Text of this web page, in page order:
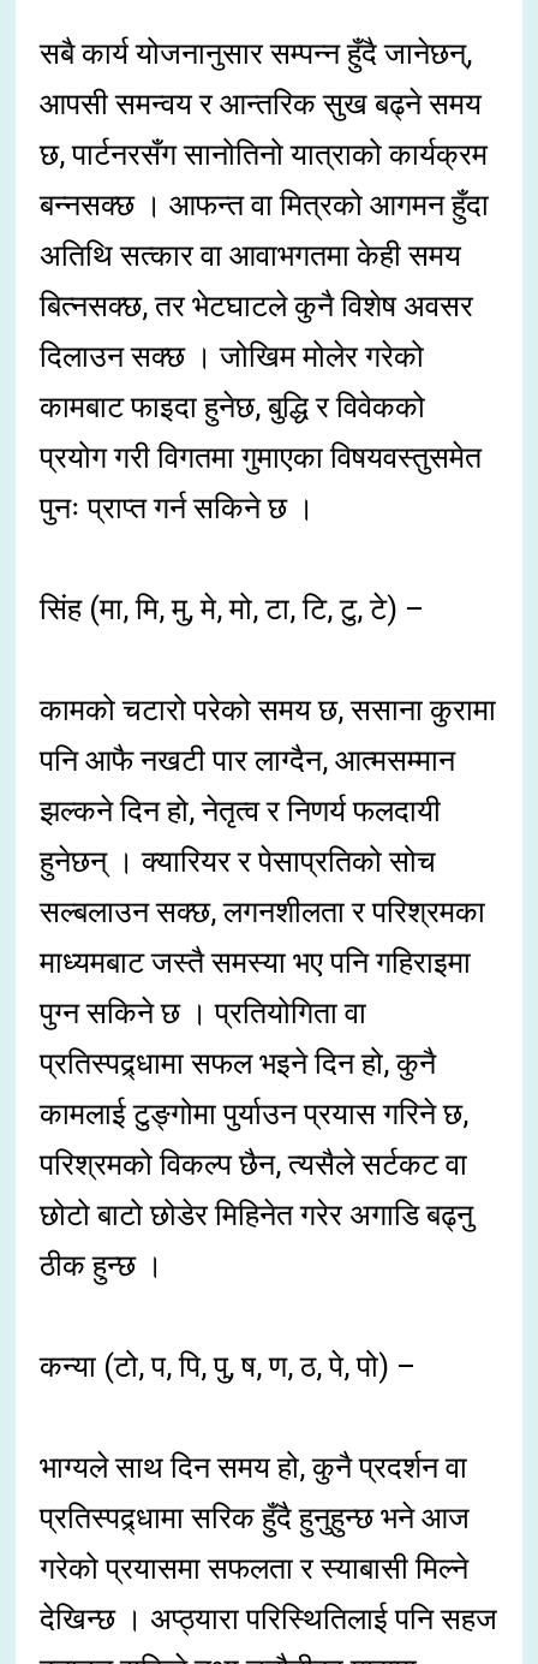
सबै कार्य योजनानुसार सम्पन्न हुँदै जानेछन्,
आपसी समन्वय र आन्तरिक सुख बढ्ने समय
छ, पार्टनरसँग सानोतिनो यात्राको कार्यक्रम
बन्नसक्छ । आफन्त वा मित्रको आगमन हुँदा
अतिथि सत्कार वा आवाभगतमा केही समय
बित्नसक्छ, तर भेटघाटले कुनै विशेष अवसर
दिलाउन सक्छ । जोखिम मोलेर गरेको
कामबाट फाइदा हुनेछ, बुद्धि र विवेकको
प्रयोग गरी विगतमा गुमाएका विषयवस्तुसमेत
पुनः प्राप्त गर्न सकिने छ ।
सिंह (मा, मि, मु, मे, मो, टा, टि, टु, टे) –
कामको चटारो परेको समय छ, ससाना कुरामा
पनि आफै नखटी पार लाग्दैन, आत्मसम्मान
झल्कने दिन हो, नेतृत्व र निणर्य फलदायी
हुनेछन् । क्यारियर र पेसाप्रतिको सोच
सल्बलाउन सक्छ, लगनशीलता र परिश्रमका
माध्यमबाट जस्तै समस्या भए पनि गहिराइमा
पुग्न सकिने छ । प्रतियोगिता वा
प्रतिस्पद्र्धामा सफल भइने दिन हो, कुनै
कामलाई टुङ्गोमा पुर्याउन प्रयास गरिने छ,
परिश्रमको विकल्प छैन, त्यसैले सर्टकट वा
छोटो बाटो छोडेर मिहिनेत गरेर अगाडि बढ्नु
ठीक हुन्छ ।
कन्या (टो, प, पि, पु, ष, ण, ठ, पे, पो) –
भाग्यले साथ दिन समय हो, कुनै प्रदर्शन वा
प्रतिस्पद्र्धामा सरिक हुँदै हुनुहुन्छ भने आज
गरेको प्रयासमा सफलता र स्याबासी मिल्ने
देखिन्छ । अप्ठ्यारा परिस्थितिलाई पनि सहज